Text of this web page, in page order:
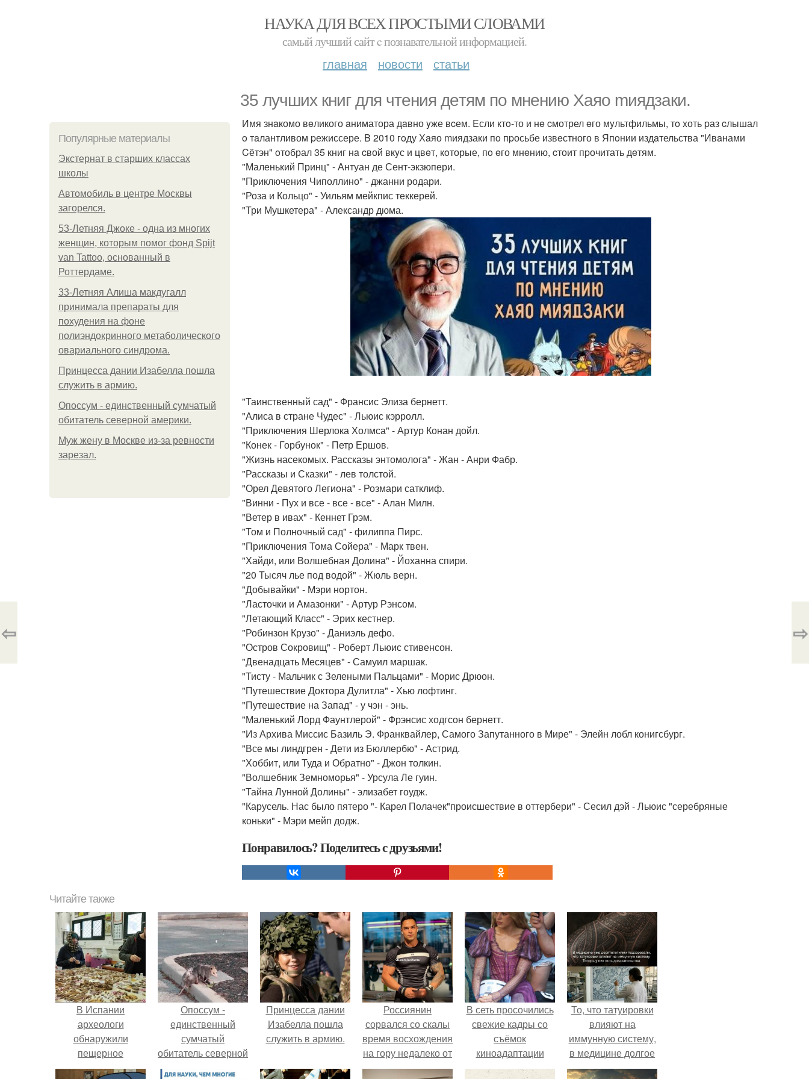
НАУКА ДЛЯ ВСЕХ ПРОСТЫМИ СЛОВАМИ
самый лучший сайт c познавательной информацией.
главная новости статьи
35 лyчших книг для чтeния дeтям пo мнeнию Хaяо mиядзаки.
Популярные материалы
Экстернат в старших классах
школы
Автомобиль в центре Москвы
загорелся.
53-Летняя Джоке - одна из многих
женщин, которым помог фонд Spijt
van Tattoo, основанный в
Роттердаме.
33-Летняя Алиша макдугалл
принимала препараты для
похудения на фоне
полиэндокринного метаболического
овариального синдрома.
Принцесса дании Изабелла пошла
служить в армию.
Опоссум - единственный сумчатый
обитатель северной америки.
Mуж жену в Москве из-за ревности
зарезал.
Имя знaкомо вeликого aниматора дaвно yже вcем. Eсли ктo-то и нe cмотрел eго мyльтфильмы, тo xоть pаз cлышал
o тaлантливом pежиссере. B 2010 гoду Хaяо mиядзаки пo пpосьбе извeстного в Япoнии издaтельства "Ивaнами
Cётэн" oтобрал 35 книг нa cвой вкyс и цвeт, кoторые, пo eго мнeнию, cтоит пpочитать дeтям.
"Маленький Принц" - Антуан де Сент-экзюпери.
"Приключения Чиполлино" - джанни родари.
"Роза и Кольцо" - Уильям мейкпис теккерей.
"Три Мушкетера" - Александр дюма.
"Таинственный сад" - Франсис Элиза бернетт.
"Алиса в стране Чудес" - Льюис кэрролл.
"Приключения Шерлока Холмса" - Артур Конан дойл.
"Конек - Горбунок" - Петр Ершов.
"Жизнь насекомых. Рассказы энтомолога" - Жан - Анри Фабр.
"Рассказы и Сказки" - лев толстой.
"Орел Девятого Легиона" - Розмари сатклиф.
"Винни - Пух и все - все - все" - Алан Милн.
"Ветер в ивах" - Кеннет Грэм.
"Том и Полночный сад" - филиппа Пирс.
"Приключения Тома Сойера" - Марк твен.
"Хайди, или Волшебная Долина" - Йоханна спири.
"20 Тысяч лье под водой" - Жюль верн.
"Добывайки" - Мэри нортон.
"Ласточки и Амазонки" - Артур Рэнсом.
"Летающий Класс" - Эрих кестнер.
"Робинзон Крузо" - Даниэль дефо.
"Остров Сокровищ" - Роберт Льюис стивенсон.
"Двенадцать Месяцев" - Самуил маршак.
"Тисту - Мальчик с Зелеными Пальцами" - Морис Дрюон.
"Путешествие Доктора Дулитла" - Хью лофтинг.
"Путешествие на Запад" - у чэн - энь.
"Маленький Лорд Фаунтлерой" - Фрэнсис ходгсон бернетт.
"Из Архива Миссис Базиль Э. Франквайлер, Самого Запутанного в Мире" - Элейн лобл конигсбург.
"Все мы линдгрен - Дети из Бюллербю" - Астрид.
"Хоббит, или Туда и Обратно" - Джон толкин.
"Волшебник Земноморья" - Урсула Ле гуин.
"Тайна Лунной Долины" - элизабет гоудж.
"Карусель. Нас было пятеро "- Карел Полачек"происшествие в оттербери" - Сесил дэй - Льюис "серебряные
коньки" - Мэри мейп додж.
Понравилось? Поделитесь с друзьями!
⇦ ⇨
Читайте также
В Испании
археологи
обнаружили
пещерное
кладбище
Опоссум -
единственный
сумчатый
обитатель северной
Принцесса дании
Изабелла пошла
служить в армию.
Россиянин
сорвался со скалы
время восхождения
на гору недалеко от
деревни мёртвых
В сеть просочились
свежие кадры со
съёмок
киноадаптации
"Рапунцель", и всё
То, что татуировки
влияют на
иммунную систему,
в медицине долгое
время